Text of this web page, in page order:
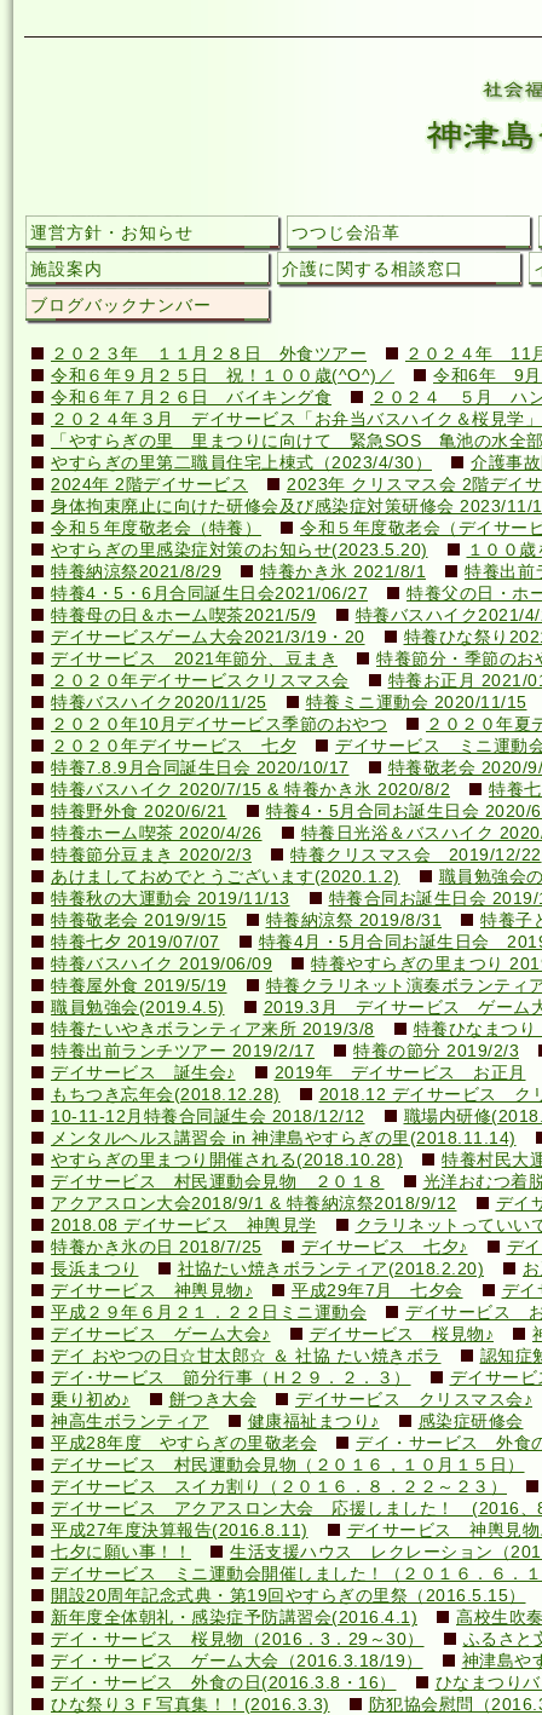
運営方針・お知らせ
つつじ会沿革
施設案内
介護に関する相談窓口
ブログバックナンバー
２０２３年 １１月２８日 外食ツアー
２０２４年 11
令和６年９月２５日 祝！１００歳(^O^)／
令和6年 9
令和６年７月２６日 バイキング食
２０２４ ５月 ハ
２０２４年３月 デイサービス「お弁当バスハイク＆桜見学」
「やすらぎの里 里まつりに向けて 緊急SOS 亀池の水全
やすらぎの里第二職員住宅上棟式（2023/4/30）
介護事
2024年 2階デイサービス
2023年 クリスマス会 2階デイ
身体拘束廃止に向けた研修会及び感染症対策研修会 2023/11/
令和５年度敬老会（特養）
令和５年度敬老会（デイサー
やすらぎの里感染症対策のお知らせ(2023.5.20)
１００
特養納涼祭2021/8/29
特養かき氷 2021/8/1
特養出前
特養4・5・6月合同誕生日会2021/06/27
特養父の日・ホ
特養母の日＆ホーム喫茶2021/5/9
特養バスハイク2021/
デイサービスゲーム大会2021/3/19・20
特養ひな祭り
デイサービス 2021年節分、豆まき
特養節分・季節の
２０２０年デイサービスクリスマス会
特養お正月 2021/
特養バスハイク2020/11/25
特養ミニ運動会 2020/11/15
２０２０年10月デイサービス季節のおやつ
２０２０年夏
２０２０年デイサービス 七夕
デイサービス ミニ運動
特養7.8.9月合同誕生日会 2020/10/17
特養敬老会 2020/
特養バスハイク 2020/7/15 & 特養かき氷 2020/8/2
特養
特養野外食 2020/6/21
特養4・5月合同お誕生日会 2020/
特養ホーム喫茶 2020/4/26
特養日光浴＆バスハイク
特養節分豆まき 2020/2/3
特養クリスマス会 2019/12/22
あけましておめでとうございます(2020.1.2)
職員勉強会
特養秋の大運動会 2019/11/13
特養合同お誕生日会
特養敬老会 2019/9/15
特養納涼祭 2019/8/31
特養子
特養七夕 2019/07/07
特養4月・5月合同お誕生日会
特養バスハイク 2019/06/09
特養やすらぎの里まつり
特養屋外食 2019/5/19
特養クラリネット演奏ボランティ
職員勉強会(2019.4.5)
2019.3月 デイサービス ゲーム
特養たいやきボランティア来所 2019/3/8
特養ひなまつ
特養出前ランチツアー 2019/2/17
特養の節分 2019/2/3
デイサービス 誕生会♪
2019年 デイサービス お正月
もちつき忘年会(2018.12.28)
2018.12 デイサービス ク
10-11-12月特養合同誕生会 2018/12/12
職場内研修
メンタルヘルス講習会 in 神津島やすらぎの里(2018.11.14)
やすらぎの里まつり開催される(2018.10.28)
特養村民大
デイサービス 村民運動会見物 ２０１８
光洋おむつ着
アクアスロン大会2018/9/1 & 特養納涼祭2018/9/12
デイ
2018.08 デイサービス 神輿見学
クラリネットってい
特養かき氷の日 2018/7/25
デイサービス 七夕♪
デ
長浜まつり
社協たい焼きボランティア(2018.2.20)
デイサービス 神輿見物♪
平成29年7月 七夕会
デイ
平成２９年６月２１．２２日ミニ運動会
デイサービス
デイサービス ゲーム大会♪
デイサービス 桜見物♪
デイ おやつの日☆甘太郎☆ ＆ 社協 たい焼きボラ
認知症
デイ･サービス 節分行事（Ｈ２９．２．３）
デイサー
乗り初め♪
餅つき大会
デイサービス クリスマス会♪
神高生ボランティア
健康福祉まつり♪
感染症研修会
平成28年度 やすらぎの里敬老会
デイ・サービス 外食
デイサービス 村民運動会見物（２０１６，１０月１５日）
デイサービス スイカ割り（２０１６．８．２２～２３）
デイサービス アクアスロン大会 応援しました！ (2016、
平成27年度決算報告(2016.8.11)
デイサービス 神輿見物
七夕に願い事！！
生活支援ハウス レクレーション（
デイサービス ミニ運動会開催しました！（２０１６．６．
開設20周年記念式典・第19回やすらぎの里祭（2016.5.15）
新年度全体朝礼・感染症予防講習会(2016.4.1)
高校生吹
デイ・サービス 桜見物（2016．3．29～30）
ふるさと
デイ・サービス ゲーム大会（2016.3.18/19）
神津島や
デイ・サービス 外食の日(2016.3.8・16）
ひなまつり
ひな祭り３Ｆ写真集！！(2016.3.3)
防犯協会慰問（